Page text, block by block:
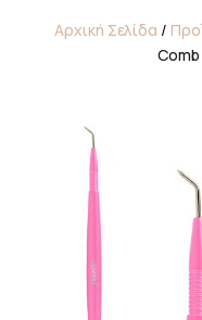
Αρχική Σελίδα /